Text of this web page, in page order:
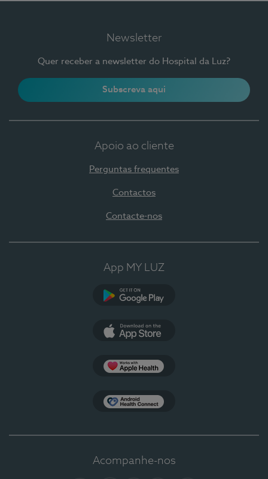
Newsletter
Quer receber a newsletter do Hospital da Luz?
Subscreva aqui
Apoio ao cliente
Perguntas frequentes
Contactos
Contacte-nos
App MY LUZ
Acompanhe-nos